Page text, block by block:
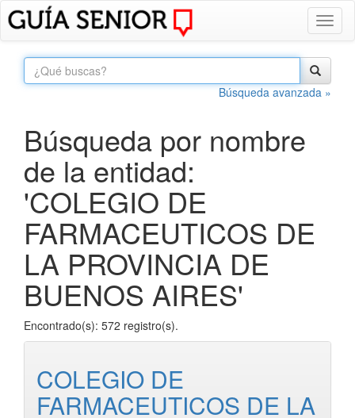
Búsqueda avanzada »
Búsqueda por nombre
de la entidad:
'COLEGIO DE
FARMACEUTICOS DE
LA PROVINCIA DE
BUENOS AIRES'
Encontrado(s): 572 registro(s).
COLEGIO DE
FARMACEUTICOS DE LA